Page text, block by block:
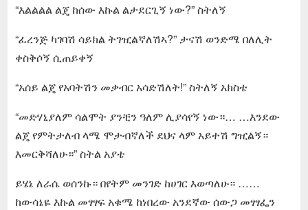
“እልልልል ልጄ ከሰው እኩል ልታደርጊኝ ነው?” ስትለኝ
“ፈረንጅ ካገባሽ ሳይክል ትገዢልኛለሽኣ?” ታናሽ ወንድሜ በለሊት
ቀስቅሶኝ ሲጠይቀኝ
“አሰይ ልጄ የአባትሽን መቃብር አሳድሽለት!” ስትለኝ አክስቴ
“መድሃኒያለም ሳልሞት ያንቺን ዓለም ሊያሳየኝ ነው።… …እንደው
ልጄ የምትታለብ ላሜ ሞታብኛለች ደህና ላም አይተሽ ግዢልኝ።
እመርቅሻለሁ።” ስትል አያቴ
ይሄኔ ለራሴ ወሰንኩ። በየትም መንገድ ከሀገር እወጣለሁ። ……
ከውሳኔዬ እኩል መፃፃፍ አቁሜ ከነበረው አንደኛው ሰውጋ መፃፃፌን